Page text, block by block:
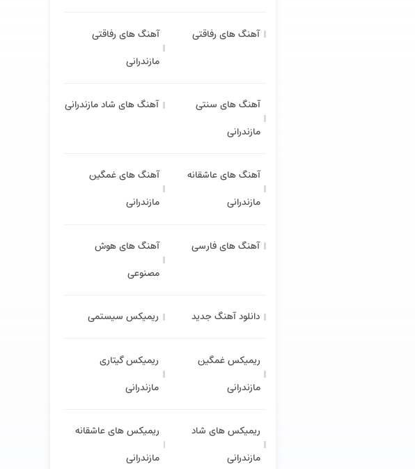
آهنگ های رفاقتی
آهنگ های رفاقتی
مازندرانی
آهنگ های سنتی
مازندرانی
آهنگ های شاد مازندرانی
آهنگ های عاشقانه
مازندرانی
آهنگ های غمگین
مازندرانی
آهنگ های فارسی
آهنگ های هوش
مصنوعی
دانلود آهنگ جدید ریمیکس سیستمی
ریمیکس غمگین
مازندرانی
ریمیکس گیتاری
مازندرانی
ریمیکس های شاد
مازندرانی
ریمیکس های عاشقانه
مازندرانی